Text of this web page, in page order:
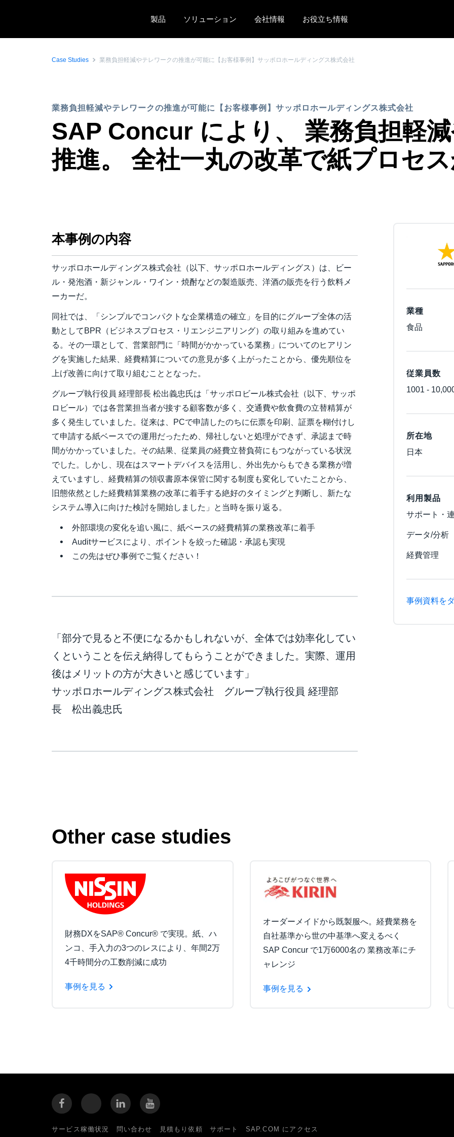
製品
ソリューション 会社情報 お役立ち情報
Canada (Français)
México (Español)
Brasil (Português)
Deutschland (Deutsch)
Italia (Italiano)
Nederlands (English)
Case Studies 業務負担軽減やテレワークの推進が可能に【お客様事例】サッポロホールディングス株式会社
業務負担軽減やテレワークの推進が可能に【お客様事例】サッポロホールディングス株式会社
SAP Concur により、 業務負担軽
推進。 全社一丸の改革で紙プロセ
本事例の内容
サッポロホールディングス株式会社（以下、サッポロホールディングス）は、ビー
ル・発泡酒・新ジャンル・ワイン・焼酎などの製造販売、洋酒の販売を行う飲料メ
ーカーだ。
同社では、「シンプルでコンパクトな企業構造の確立」を目的にグループ全体の活
動としてBPR（ビジネスプロセス・リエンジニアリング）の取り組みを進めてい
る。その一環として、営業部門に「時間がかかっている業務」についてのヒアリン
グを実施した結果、経費精算についての意見が多く上がったことから、優先順位を
上げ改善に向けて取り組むこととなった。
グループ執行役員 経理部長 松出義忠氏は「サッポロビール株式会社（以下、サッポ
ロビール）では各営業担当者が接する顧客数が多く、交通費や飲食費の立替精算が
多く発生していました。従来は、PCで申請したのちに伝票を印刷、証票を糊付けし
て申請する紙ベースでの運用だったため、帰社しないと処理ができず、承認まで時
間がかかっていました。その結果、従業員の経費立替負荷にもつながっている状況
でした。しかし、現在はスマートデバイスを活用し、外出先からもできる業務が増
えていますし、経費精算の領収書原本保管に関する制度も変化していたことから、
旧態依然とした経費精算業務の改革に着手する絶好のタイミングと判断し、新たな
システム導入に向けた検討を開始しました」と当時を振り返る。
外部環境の変化を追い風に、紙ベースの経費精算の業務改革に着手
Auditサービスにより、ポイントを絞った確認・承認も実現
この先はぜひ事例でご覧ください！
「部分で見ると不便になるかもしれないが、全体では効率化してい
くということを伝え納得してもらうことができました。実際、運用
後はメリットの方が大きいと感じています」
サッポロホールディングス株式会社 グループ執行役員 経理部
長 松出義忠氏
業種
食品
従業員数
1001 -
所在地
日本
利用製品
サポート・
データ/分析
経費管理
事例資料を
Other case studies
財務DXをSAP® Concur® で実現。紙、ハ
ンコ、手入力の3つのレスにより、年間2万
4千時間分の工数削減に成功
事例を見る
オーダーメイドから既製服へ。経費業務を
自社基準から世の中基準へ変えるべく
SAP Concur で1万6000名の 業務改革にチ
ャレンジ
事例を見る
サービス稼働状況 問い合わせ 見積もり依頼 サポート SAP.COM にアクセス